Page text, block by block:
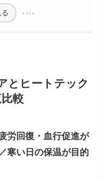
とヒートテック
較
疲労回復・血行促進が
寒い日の保温が目的